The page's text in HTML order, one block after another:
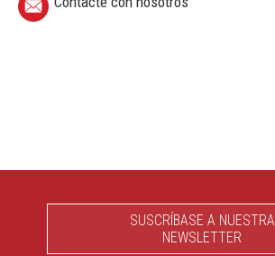
SUSCRÍBASE A NUESTRA
NEWSLETTER